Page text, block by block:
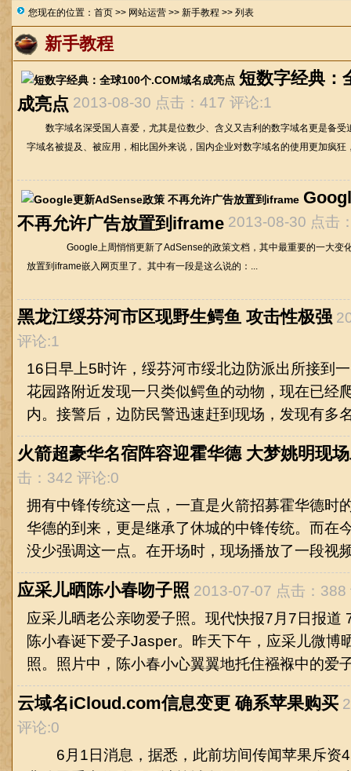
您现在的位置： 首页 >> 网站运营 >> 新手教程 >> 列表
新手教程
短数字经典：
成亮点 2013-08-30 点击：417 评论:1
数字域名深受国人喜爱，尤其是位数少、含义又吉利的数字域名更是备受
字域名被提及、被应用，相比国外来说，国内企业对数字域名的使用更加疯狂
不再允许广告放置到iframe 2013-08-30 点击
Google上周悄悄更新了AdSense的政策文档，其中最重要的一大变化
放置到iframe嵌入网页里了。其中有一段是这么说的：...
黑龙江绥芬河市区现野生鳄鱼 攻击性极强
评论:1
16日早上5时许，绥芬河市绥北边防派出所接到
花园路附近发现一只类似鳄鱼的动物，现在已经
内。接警后，边防民警迅速赶到现场，发现有多
火箭超豪华名宿阵容迎霍华德 大梦姚明现
击：342 评论:0
拥有中锋传统这一点，一直是火箭招募霍华德时
华德的到来，更是继承了休城的中锋传统。而在
没少强调这一点。在开场时，现场播放了一段视
应采儿晒陈小春吻子照 2013-07-07 点击：388
应采儿晒老公亲吻爱子照。现代快报7月7日报道
陈小春诞下爱子Jasper。昨天下午，应采儿微博
照。照片中，陈小春小心翼翼地托住襁褓中的爱
云域名iCloud.com信息变更 确系苹果购买
评论:0
6月1日消息，据悉，此前坊间传闻苹果斥资